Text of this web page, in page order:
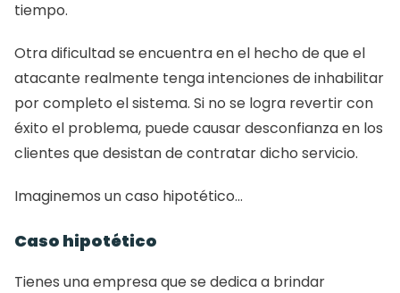
tiempo.
Otra dificultad se encuentra en el hecho de que el
atacante realmente tenga intenciones de inhabilitar
por completo el sistema. Si no se logra revertir con
éxito el problema, puede causar desconfianza en los
clientes que desistan de contratar dicho servicio.
Imaginemos un caso hipotético…
Caso hipotético
Tienes una empresa que se dedica a brindar